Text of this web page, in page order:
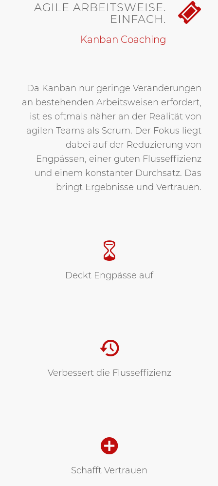
AGILE ARBEITSWEISE.
EINFACH.
Kanban Coaching
Da Kanban nur geringe Veränderungen
an bestehenden Arbeitsweisen erfordert,
ist es oftmals näher an der Realität von
agilen Teams als Scrum. Der Fokus liegt
dabei auf der Reduzierung von
Engpässen, einer guten Flusseffizienz
und einem konstanter Durchsatz. Das
bringt Ergebnisse und Vertrauen.
Deckt Engpässe auf
Verbessert die Flusseffizienz
Schafft Vertrauen